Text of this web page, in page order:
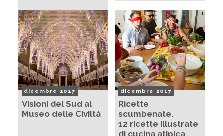
dicembre 2017
Visioni del Sud al
Museo delle Civiltà
dicembre 2017
Ricette
scumbenate.
12 ricette illustrate
di cucina atipica